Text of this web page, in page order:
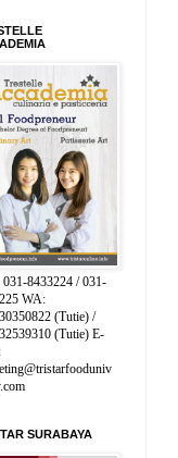
031-8433224 / 031-
WA:
(Tutie) /
(Tutie) E-
SURABAYA